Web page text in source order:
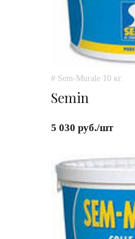
# Sem-Murale 10 кг.
Semin
5 030 руб./шт